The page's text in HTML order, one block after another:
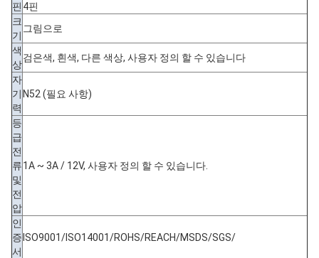
핀 4핀
크
기
그림으로
색
상
검은색, 흰색, 다른 색상, 사용자 정의 할 수 있습니다
자
기
력
N52 (필요 사항)
등
급
전
류
및
전
압
1A ~ 3A / 12V, 사용자 정의 할 수 있습니다.
인
증
서
ISO9001/ISO14001/ROHS/REACH/MSDS/SGS/